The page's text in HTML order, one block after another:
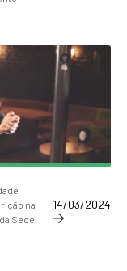
na
Sede
14/03/2024